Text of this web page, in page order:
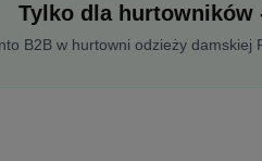
Tylko dla hurtowników
B2B w hurtowni odzieży